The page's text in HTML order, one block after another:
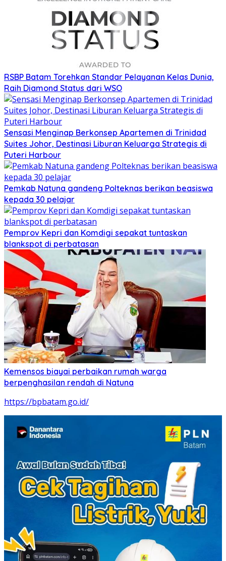
RSBP Batam Torehkan Standar Pelayanan Kelas Dunia,
Raih Diamond Status dari WSO
Sensasi Menginap Berkonsep Apartemen di Trinidad
Suites Johor, Destinasi Liburan Keluarga Strategis di
Puteri Harbour
Pemkab Natuna gandeng Polteknas berikan beasiswa
kepada 30 pelajar
Pemprov Kepri dan Komdigi sepakat tuntaskan
blankspot di perbatasan
Kemensos biayai perbaikan rumah warga
berpenghasilan rendah di Natuna
https://bpbatam.go.id/